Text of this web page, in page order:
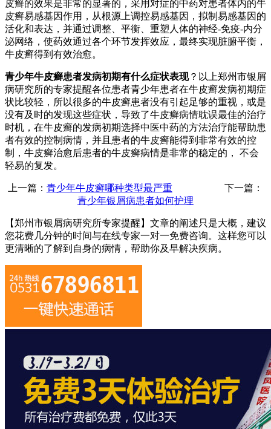
皮癣的效果是非常的显著的，采用对症的中药对患者体内的牛
皮癣易感基因作用，从根源上调控易感基因，拟制易感基因的
活化和表达，并通过调整、平衡、重塑人体的神经-免疫-内分
泌网络，使药效通过各个环节发挥效应，最终实现脏腑平衡，
牛皮癣得到有效治愈。
青少年牛皮癣患者发病初期有什么症状表现？以上郑州市银屑
病研究所的专家提醒各位患者青少年患者在牛皮癣发病初期症
状比较轻，所以很多的牛皮癣患者没有引起足够的重视，或是
没有及时的发现这些症状，导致了牛皮癣病情耽误最佳的治疗
时机，在牛皮癣的发病初期选择中医中药的方法治疗能帮助患
者有效的控制病情，并且患者的牛皮癣能得到非常有效的控
制，牛皮癣治愈后患者的牛皮癣病情是非常的稳定的， 不会
轻易的复发。
上一篇： 青少年牛皮癣哪种类型最严重
下一篇：
青少年银屑病患者如何护理
【郑州市银屑病研究所专家提醒】 文章的阐述只是大概，建议
您花费几分钟的时间与在线专家一对一免费咨询。这样您可以
更清晰的了解到自身的病情，帮助你及早解决疾病。